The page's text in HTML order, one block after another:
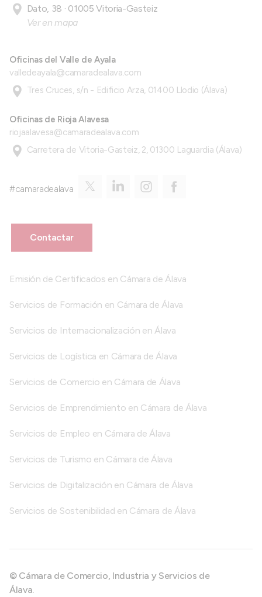
Dato, 38 · 01005 Vitoria-Gasteiz
Ver en mapa
Oficinas del Valle de Ayala
valledeayala@camaradealava.com
Tres Cruces, s/n - Edificio Arza, 01400 Llodio (Álava)
Oficinas de Rioja Alavesa
riojaalavesa@camaradealava.com
Carretera de Vitoria-Gasteiz, 2, 01300 Laguardia (Álava)
#camaradealava
Contactar
Emisión de Certificados en Cámara de Álava
Servicios de Formación en Cámara de Álava
Servicios de Internacionalización en Álava
Servicios de Logística en Cámara de Álava
Servicios de Comercio en Cámara de Álava
Servicios de Emprendimiento en Cámara de Álava
Servicios de Empleo en Cámara de Álava
Servicios de Turismo en Cámara de Álava
Servicios de Digitalización en Cámara de Álava
Servicios de Sostenibilidad en Cámara de Álava
© Cámara de Comercio, Industria y Servicios de
Álava.